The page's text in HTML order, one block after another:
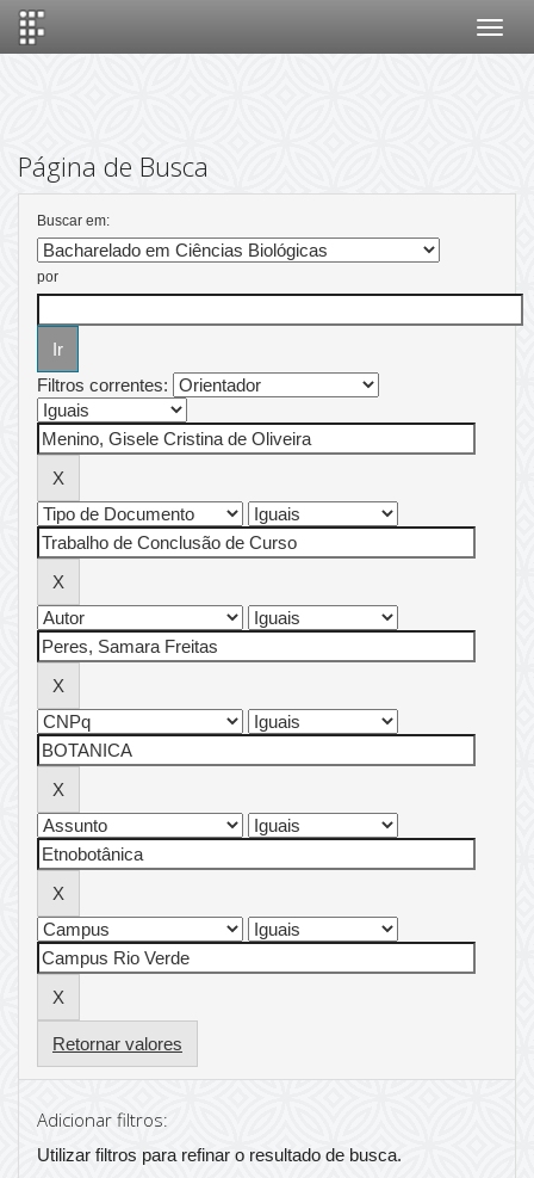
Página de Busca
Buscar em:
por
Filtros correntes:
Retornar valores
Adicionar filtros:
Utilizar filtros para refinar o resultado de busca.